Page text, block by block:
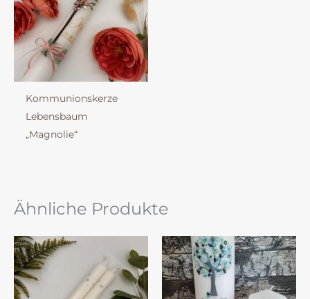
Kommunionskerze
Lebensbaum
„Magnolie“
Ähnliche Produkte